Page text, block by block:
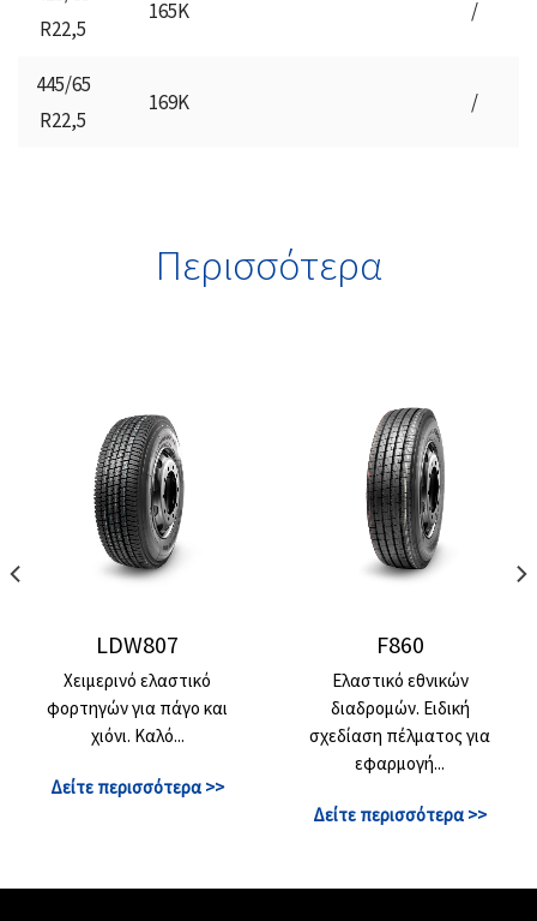
R22,5
165K /
445/65
R22,5
169K /
Περισσότερα
LDW807
Χειμερινό ελαστικό
φορτηγών για πάγο και
χιόνι. Καλό...
Δείτε περισσότερα >>
F860
Ελαστικό εθνικών
διαδρομών. Ειδική
σχεδίαση πέλματος για
εφαρμογή...
Δείτε περισσότερα >>